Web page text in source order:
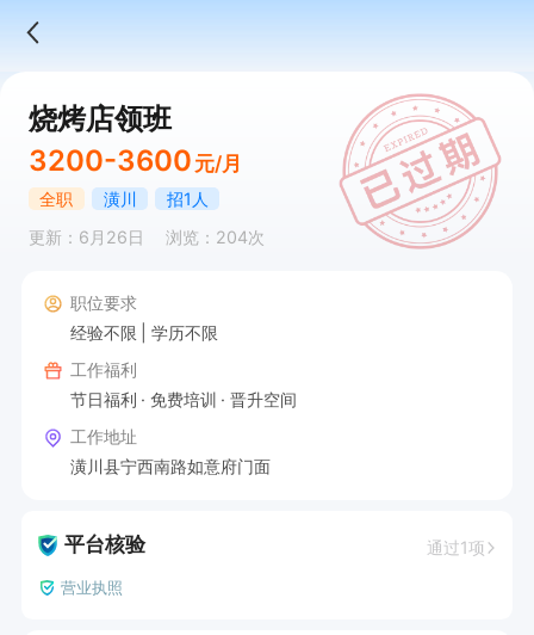
烧烤店领班
3200-3600 元/月
全职 潢川
招1人
更新：6月26日
浏览：204次
职位要求
经验不限
学历不限
工作福利
节日福利
免费培训
晋升空间
工作地址
潢川县宁西南路如意府门面
平台核验 通过1项
营业执照